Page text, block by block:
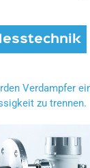
Verdampfer
zu trennen.